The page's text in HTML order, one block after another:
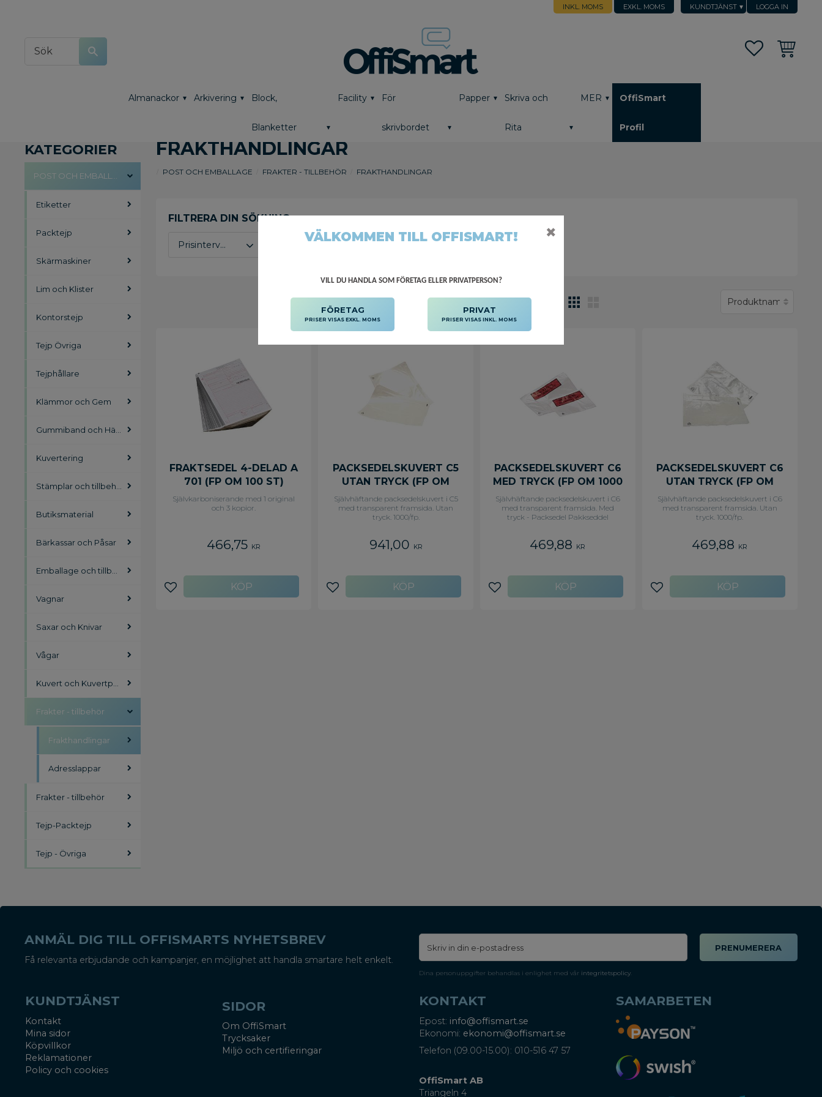
KUNDTJÄNST LOGGA IN
INKL. MOMS EXKL. MOMS
FavoriterKundvagn
Almanackor Arkivering Block,
Blanketter
Facility För
skrivbordet
Papper Skriva och
Rita
MER OffiSmart
Profil
FRAKTHANDLINGAR
POST OCH EMBALLAGE FRAKTER - TILLBEHÖR FRAKTHANDLINGAR
Prisintervall Tillverkare Visa endast
FRAKTSEDEL 4-DELAD A
701 (FP OM 100 ST)
Självkarboniserande med 1 original
och 3 kopior.
466,75 KR
Lägg till i favoriter
PACKSEDELSKUVERT C5
UTAN TRYCK (FP OM
1000 ST)
Självhäftande packsedelskuvert i C5
med transparent framsida. Utan
tryck. 1000/fp.
941,00 KR
Lägg till i favoriter
PACKSEDELSKUVERT C6
MED TRYCK (FP OM 1000
ST)
Självhäftande packsedelskuvert i C6
med transparent framsida. Med
tryck - Packsedel Pakkseddel
469,88 KR
Lägg till i favoriter
PACKSEDELSKUVERT C6
UTAN TRYCK (FP OM
1000 ST)
Självhäftande packsedelskuvert i C6
med transparent framsida. Utan
tryck. 1000/fp.
469,88 KR
Lägg till i favoriter
KATEGORIER
POST OCH EMBALLAGE
Etiketter
Packtejp
Skärmaskiner
Lim och Klister
Kontorstejp
Tejp Övriga
Tejphållare
Klämmor och Gem
Gummiband och Häftstift
Kuvertering
Stämplar och tillbehör
Butiksmaterial
Bärkassar och Påsar
Emballage och tillbehör
Vagnar
Saxar och Knivar
Vågar
Kuvert och Kuvertpåsar
Frakter - tillbehör
Frakthandlingar
Adresslappar
Frakter - tillbehör
Tejp-Packtejp
Tejp - Övriga
ANMÄL DIG TILL OFFISMARTS NYHETSBREV
Få relevanta erbjudande och kampanjer, en möjlighet att handla smartare helt enkelt.
PRENUMERERA
Dina personuppgifter behandlas i enlighet med vår integritetspolicy.
KUNDTJÄNST
Kontakt
Mina sidor
Köpvillkor
Reklamationer
Policy och cookies
SIDOR
Om OffiSmart
Trycksaker
Miljö och certifieringar
KONTAKT
Epost: info@offismart.se
Ekonomi: ekonomi@offismart.se
Telefon (09.00-15.00): 010-516 47 57
OffiSmart AB
Triangeln 4
SAMARBETEN
VÄLKOMMEN TILL OFFISMART!
VILL DU HANDLA SOM FÖRETAG ELLER PRIVATPERSON?
FÖRETAG
PRISER VISAS EXKL. MOMS
PRIVAT
PRISER VISAS INKL. MOMS
✖